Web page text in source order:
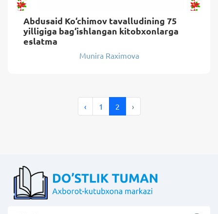
Abdusaid Ko‘chimov tavalludining 75
yilligiga bag‘ishlangan kitobxonlarga
eslatma
Munira Raximova
‹ 1 2 ›